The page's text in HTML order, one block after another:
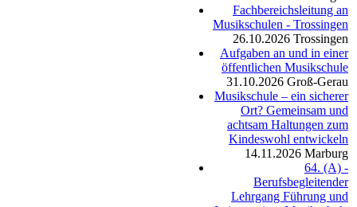
Fachbereichsleitung an
Musikschulen - Trossingen
26.10.2026 Trossingen
Aufgaben an und in einer
öffentlichen Musikschule
31.10.2026 Groß-Gerau
Musikschule – ein sicherer
Ort? Gemeinsam und
achtsam Haltungen zum
Kindeswohl entwickeln
14.11.2026 Marburg
64. (A) -
Berufsbegleitender
Lehrgang Führung und